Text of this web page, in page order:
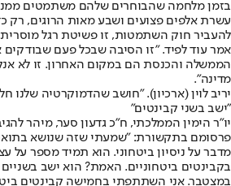
בזמן מלחמה שהבוחרים שלהם משתמטים
עשרת אלפים פצועים ושבע מאות הרוגים, רק
להעביר חוק השתמטות, זו פשיטת רגל
אמר עוד לפיד. "זו הסיבה שבכל פעם שבודקים
הממשלה והכנסת הם במקום האחרון. זו לא
מדינה".
יריב לוין (ארכיון). "חושב שהדמוקרטיה שלנו
"ישב בשני קבינטים"
יו״ר הימין הממלכתי, ח״כ גדעון סער, מיהר
פרסומם בתקשורת: "שמעתי שזה שנושא בתואר
מדבר על ניסיון ביטחוני. הוא תמיד מספר על
בקבינטים ביטחוניים. האמת? הוא ישב
במצטבר. אני השתתפתי בחמישה קבינטים